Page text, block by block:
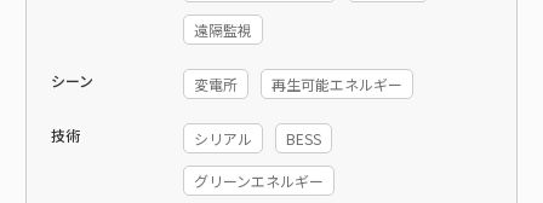
遠隔監視
シーン 変電所 再生可能エネルギー
技術 シリアル BESS
グリーンエネルギー